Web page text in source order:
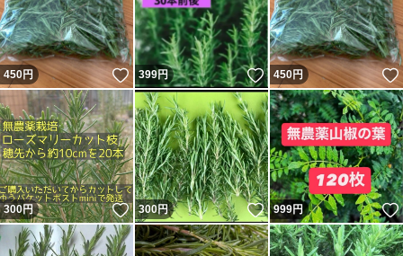
450円 いいね！
399円 いいね！
450円
300円 いいね！
300円 いいね！
999円